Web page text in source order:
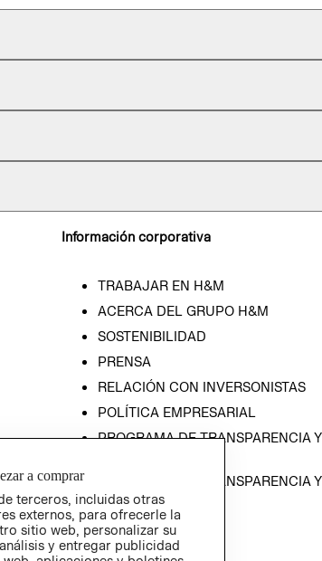
Información corporativa
TRABAJAR EN H&M
ACERCA DEL GRUPO H&M
SOSTENIBILIDAD
PRENSA
RELACIÓN CON INVERSONISTAS
POLÍTICA EMPRESARIAL
PROGRAMA DE TRANSPARENCIA Y
PROGRAMA DE TRANSPARENCIA Y
ÉTICA (INGLÉS)
a comprar
terceros, incluidas otras
externos, para ofrecerle la
sitio web, personalizar su
y entregar publicidad